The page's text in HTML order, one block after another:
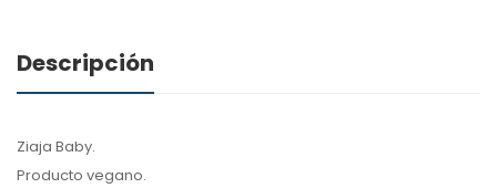
Descripción
Ziaja Baby.
Producto vegano.